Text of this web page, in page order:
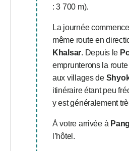
: 3 700 m).
La journée
même route en
Khalsar. Depuis le
emprunterons la
aux villages de
itinéraire étant peu
y est généralement
À votre arrivée à
l’hôtel.